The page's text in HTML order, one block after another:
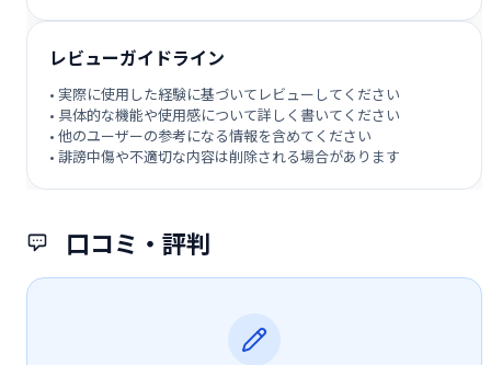
口コミ・評判
レビューガイドライン
• 実際に使用した経験に基づいてレビューしてください
• 具体的な機能や使用感について詳しく書いてください
• 他のユーザーの参考になる情報を含めてください
• 誹謗中傷や不適切な内容は削除される場合があります